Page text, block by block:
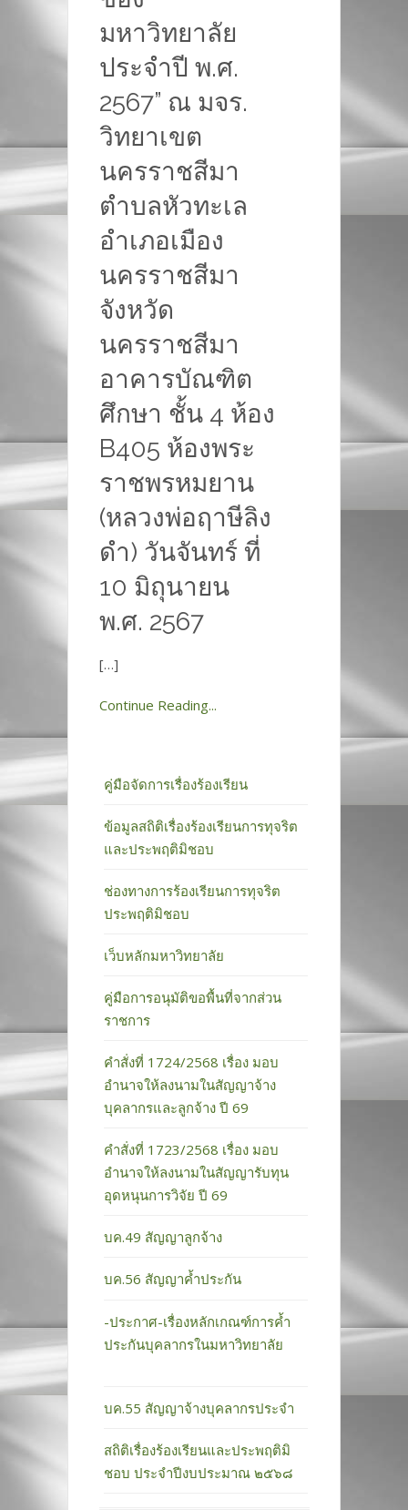
มหาวิทยาลัย
ประจำปี พ.ศ.
2567” ณ มจร.
วิทยาเขต
นครราชสีมา
ตำบลหัวทะเล
อำเภอเมือง
นครราชสีมา
จังหวัด
นครราชสีมา
อาคารบัณฑิต
ศึกษา ชั้น 4 ห้อง
B405 ห้องพระ
ราชพรหมยาน
(หลวงพ่อฤาษีลิง
ดำ) วันจันทร์ ที่
10 มิถุนายน
พ.ศ. 2567
[…]
Continue Reading...
คู่มือจัดการเรื่องร้องเรียน
ข้อมูลสถิติเรื่องร้องเรียนการทุจริต
และประพฤติมิชอบ
ช่องทางการร้องเรียนการทุจริต
ประพฤติมิชอบ
เว็บหลักมหาวิทยาลัย
คู่มือการอนุมัติขอพื้นที่จากส่วน
ราชการ
คำสั่งที่ 1724/2568 เรื่อง มอบ
อำนาจให้ลงนามในสัญญาจ้าง
บุคลากรและลูกจ้าง ปี 69
คำสั่งที่ 1723/2568 เรื่อง มอบ
อำนาจให้ลงนามในสัญญารับทุน
อุดหนุนการวิจัย ปี 69
บค.49 สัญญาลูกจ้าง
บค.56 สัญญาค้ำประกัน
-ประกาศ-เรื่องหลักเกณฑ์การค้ำ
ประกันบุคลากรในมหาวิทยาลัย
บค.55 สัญญาจ้างบุคลากรประจำ
สถิติเรื่องร้องเรียนและประพฤติมิ
ชอบ ประจำปีงบประมาณ ๒๕๖๘